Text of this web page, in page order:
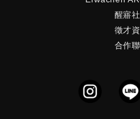
醒寤
徵才
合作